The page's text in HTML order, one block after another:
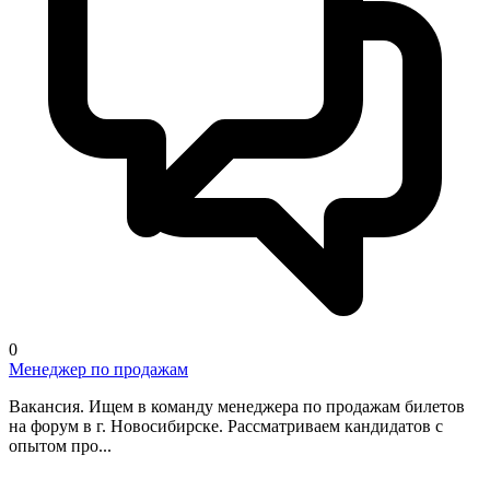
0
Менеджер по продажам
Вакансия. Ищем в команду менеджера по продажам билетов
на форум в г. Новосибирске. Рассматриваем кандидатов с
опытом про...